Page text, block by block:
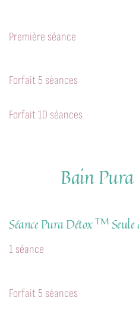
Première séance
Forfait 5 séances
Forfait 10 séances
Bain Pura
Séance Pura DétoxTMSeule
1 séance
Forfait 5 séances